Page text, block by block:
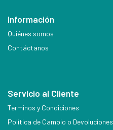
Información
Quiénes somos
Contáctanos
Servicio al Cliente
Terminos y Condiciones
Política de Cambio o Devoluciones